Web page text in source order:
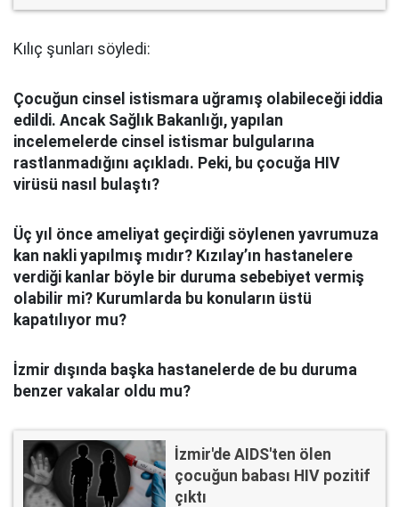
Kılıç şunları söyledi:
Çocuğun cinsel istismara uğramış olabileceği iddia
edildi. Ancak Sağlık Bakanlığı, yapılan
incelemelerde cinsel istismar bulgularına
rastlanmadığını açıkladı. Peki, bu çocuğa HIV
virüsü nasıl bulaştı?
Üç yıl önce ameliyat geçirdiği söylenen yavrumuza
kan nakli yapılmış mıdır? Kızılay’ın hastanelere
verdiği kanlar böyle bir duruma sebebiyet vermiş
olabilir mi? Kurumlarda bu konuların üstü
kapatılıyor mu?
İzmir dışında başka hastanelerde de bu duruma
benzer vakalar oldu mu?
İzmir'de AIDS'ten ölen
çocuğun babası HIV pozitif
çıktı